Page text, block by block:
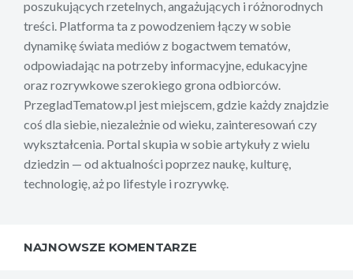
poszukujących rzetelnych, angażujących i różnorodnych
treści. Platforma ta z powodzeniem łączy w sobie
dynamikę świata mediów z bogactwem tematów,
odpowiadając na potrzeby informacyjne, edukacyjne
oraz rozrywkowe szerokiego grona odbiorców.
PrzegladTematow.pl jest miejscem, gdzie każdy znajdzie
coś dla siebie, niezależnie od wieku, zainteresowań czy
wykształcenia. Portal skupia w sobie artykuły z wielu
dziedzin — od aktualności poprzez naukę, kulturę,
technologię, aż po lifestyle i rozrywkę.
NAJNOWSZE KOMENTARZE